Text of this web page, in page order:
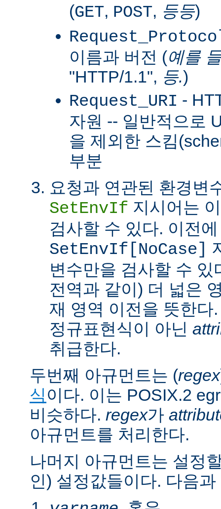
(GET, POST, 등등)
이름과 버전 (예를
"HTTP/1.1", 등.)
Request_URI -
자원 -- 일반적으로
을 제외한 스킴
부분
요청과 연관된 환경변
SetEnvIf 지시어는
검사할 수 있다. 이전에
SetEnvIf[NoCase]
변수만을 검사할 수 있
전역과 같이) 더 넓은
재 영역 이전을 뜻한다
정규표현식이 아닌
취급한다.
두번째 아규먼트는 (regex
식 이다. 이는 POSIX.2
비슷하다. regex가
아규먼트를 처리한다.
나머지 아규먼트는 설정
인) 설정값들이다. 다음